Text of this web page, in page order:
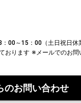
00～15：00（土日祝日休
おります ※メールでのお問
のお問い合わせ